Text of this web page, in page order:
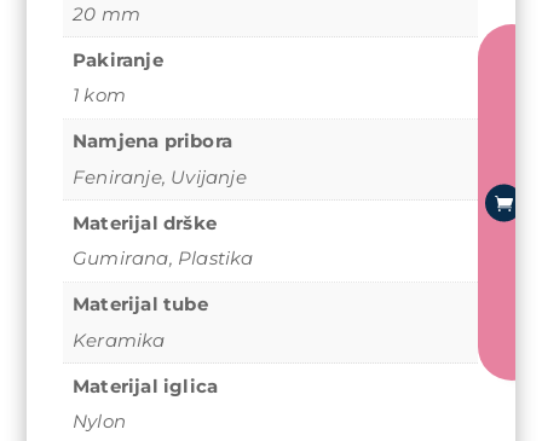
20 mm
Pakiranje
1 kom
Namjena pribora
Feniranje, Uvijanje
Materijal drške
Gumirana, Plastika
Materijal tube
Keramika
Materijal iglica
Nylon
Olivia
Garden
20